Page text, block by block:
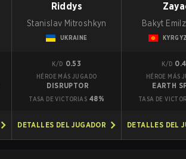
Riddys
Stanislav Mitroshkyn
UKRAINE
K/D 0.53
HÉROE MÁS JUGADO
DISRUPTOR
TASA DE VICTORIAS 48%
DETALLES DEL JUGADOR
Bakyt
K/D
HÉROE MÁS
EARTH
TASA DE
DETALLES DEL